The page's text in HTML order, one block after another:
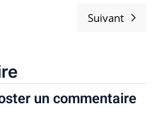
Freedom Day 2025:Article
Suivant
un commentaire